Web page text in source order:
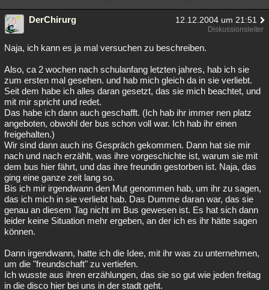
DerChirurg 12.12.2004 um 21:51
Diskussionsleiter
Naja, ich kann es ja mal versuchen zu beschreiben.
Also, ca 2 wochen nach schulanfang letzten jahres, hab ich sie
zum ersten mal gesehen. und hab mich gleich da in sie verliebt.
Seit dem habe ich alles daran gesetzt, das sie mich beachtet, und
mit mir spricht und redet.
Das habe ich dann auch geschafft. (Ich hab ihr immer nen platz
angeboten, obwohl der bus schon voll war. Ich hab ihr einen
freigehalten.)
Wir sind dann auch ins Gespräch gekommen. Dann hat sie mir
nach und nach erzählt, was ihre vorgeschichte ist, warum sie mit
dem bus hier fährt, und das ihre freundin gestorben ist. Naja, das
ging eine ganze zeit lang so.
Bis ich mir irgendwann den Mut genommen hab, um ihr zu sagen,
das ich mich in sie verliebt hab. Das Dumme daran war, das sie
genau an diesem Tag nicht im Bus gewesen ist. Es hat sich dann
leider keine Situation mehr ergeben, an der ich es ihr hätte sagen
können.
Dann irgendwann, hatte ich die Idee, mit ihr was zu unternehmen,
um die "freundschaft" zu vertiefen.
Ich wusste aus ihren erzählungen, das sie so gut wie jeden freitag
in die disco hier bei uns in der stadt geht.